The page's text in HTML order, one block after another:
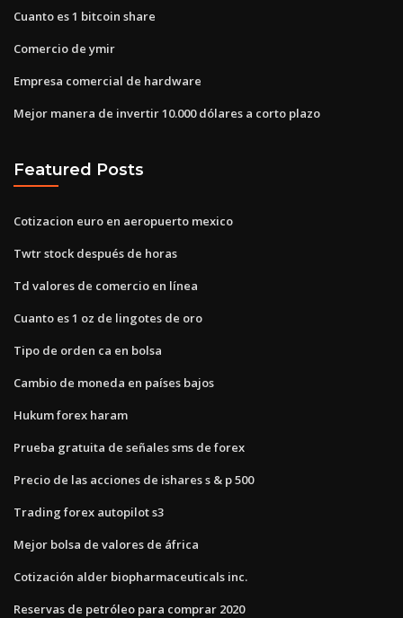
Cuanto es 1 bitcoin share
Comercio de ymir
Empresa comercial de hardware
Mejor manera de invertir 10.000 dólares a corto plazo
Featured Posts
Cotizacion euro en aeropuerto mexico
Twtr stock después de horas
Td valores de comercio en línea
Cuanto es 1 oz de lingotes de oro
Tipo de orden ca en bolsa
Cambio de moneda en países bajos
Hukum forex haram
Prueba gratuita de señales sms de forex
Precio de las acciones de ishares s & p 500
Trading forex autopilot s3
Mejor bolsa de valores de áfrica
Cotización alder biopharmaceuticals inc.
Reservas de petróleo para comprar 2020